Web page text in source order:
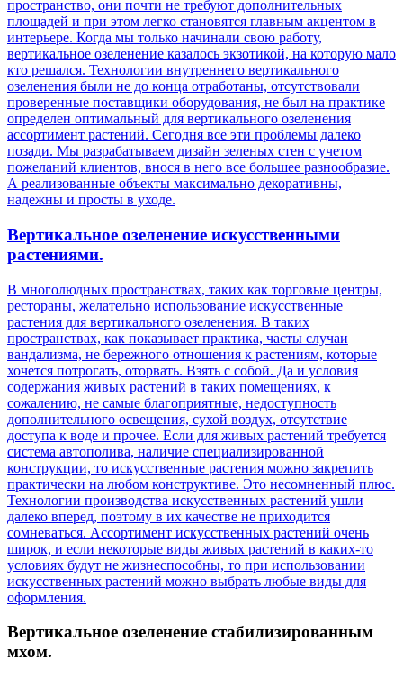
пространство, они почти не требуют дополнительных
площадей и при этом легко становятся главным акцентом в
интерьере. Когда мы только начинали свою работу,
вертикальное озеленение казалось экзотикой, на которую мало
кто решался. Технологии внутреннего вертикального
озеленения были не до конца отработаны, отсутствовали
проверенные поставщики оборудования, не был на практике
определен оптимальный для вертикального озеленения
ассортимент растений. Сегодня все эти проблемы далеко
позади. Мы разрабатываем дизайн зеленых стен с учетом
пожеланий клиентов, внося в него все большее разнообразие.
А реализованные объекты максимально декоративны,
надежны и просты в уходе.
Вертикальное озеленение искусственными
растениями.
В многолюдных пространствах, таких как торговые центры,
рестораны, желательно использование искусственные
растения для вертикального озеленения. В таких
пространствах, как показывает практика, часты случаи
вандализма, не бережного отношения к растениям, которые
хочется потрогать, оторвать. Взять с собой. Да и условия
содержания живых растений в таких помещениях, к
сожалению, не самые благоприятные, недоступность
дополнительного освещения, сухой воздух, отсутствие
доступа к воде и прочее. Если для живых растений требуется
система автополива, наличие специализированной
конструкции, то искусственные растения можно закрепить
практически на любом конструктиве. Это несомненный плюс.
Технологии производства искусственных растений ушли
далеко вперед, поэтому в их качестве не приходится
сомневаться. Ассортимент искусственных растений очень
широк, и если некоторые виды живых растений в каких-то
условиях будут не жизнеспособны, то при использовании
искусственных растений можно выбрать любые виды для
оформления.
Вертикальное озеленение стабилизированным
мхом.